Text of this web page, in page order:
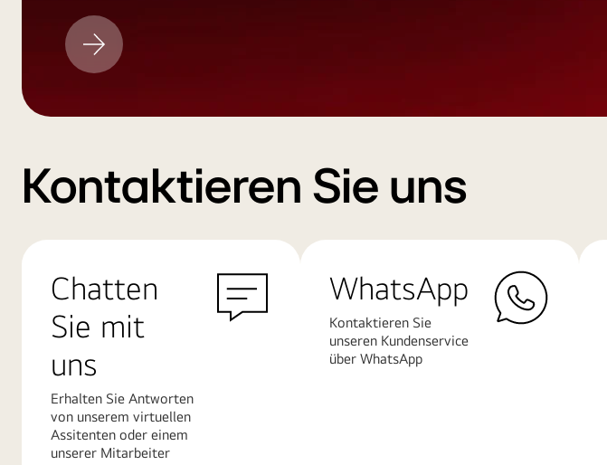
LG
Aktualisieren
Kontaktieren Sie uns
Chatten
Sie mit
uns
Erhalten Sie Antworten
von unserem virtuellen
Assitenten oder einem
unserer Mitarbeiter
WhatsApp
Kontaktieren Sie
unseren Kundenservice
über WhatsApp